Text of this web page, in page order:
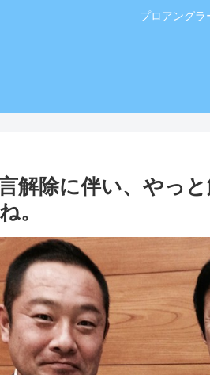
プロアングラ
言解除に伴い、やっ
。